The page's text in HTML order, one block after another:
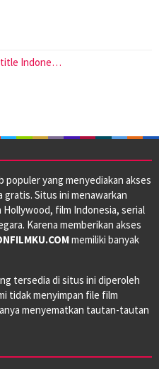
Indone…
populer yang menyediakan akses
Situs ini menawarkan
film Indonesia, serial
Karena memberikan akses
memiliki banyak
tersedia di situs ini diperoleh
tidak menyimpan file film
menyematkan tautan-tautan